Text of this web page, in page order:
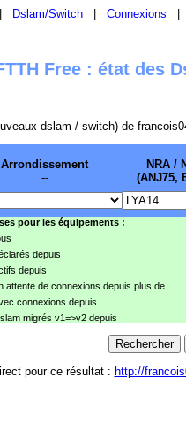
Dslam/Switch Connexions
Free : état des
dslam / switch) de
Arrondissement
--
NRA /
(ANJ75,
pour les équipements :
depuis
depuis
attente de connexions depuis plus de
connexions depuis
migrés v1=>v2 depuis
pour ce résultat : http://